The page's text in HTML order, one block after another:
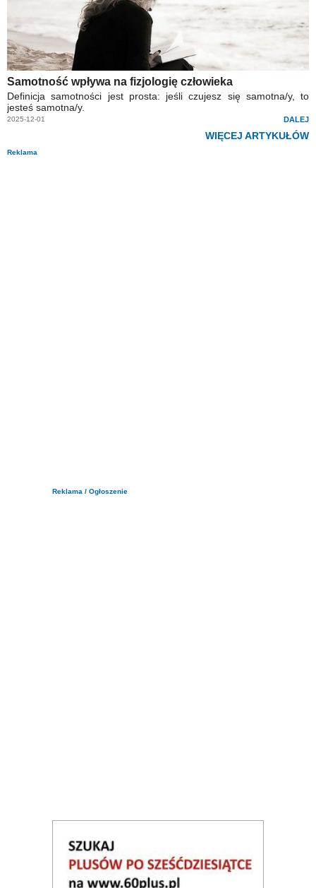
Samotność wpływa na fizjologię człowieka
Definicja samotności jest prosta: jeśli czujesz się samotna/y, to
jesteś samotna/y.
2025-12-01 DALEJ
WIĘCEJ ARTYKUŁÓW
Reklama
Reklama / Ogłoszenie